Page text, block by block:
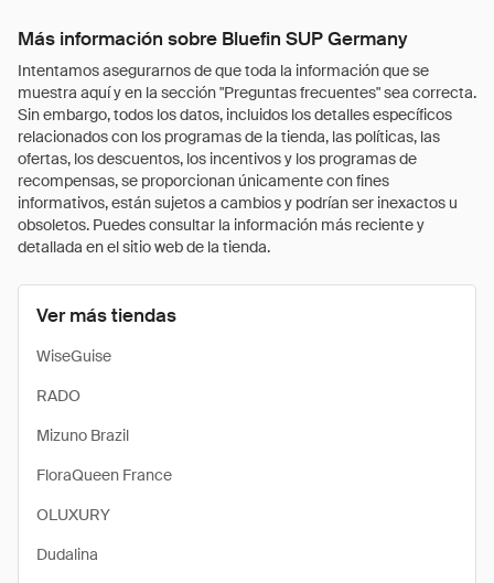
Más información sobre Bluefin SUP Germany
Intentamos asegurarnos de que toda la información que se
muestra aquí y en la sección "Preguntas frecuentes" sea correcta.
Sin embargo, todos los datos, incluidos los detalles específicos
relacionados con los programas de la tienda, las políticas, las
ofertas, los descuentos, los incentivos y los programas de
recompensas, se proporcionan únicamente con fines
informativos, están sujetos a cambios y podrían ser inexactos u
obsoletos. Puedes consultar la información más reciente y
detallada en el sitio web de la tienda.
Ver más tiendas
WiseGuise
RADO
Mizuno Brazil
FloraQueen France
OLUXURY
Dudalina